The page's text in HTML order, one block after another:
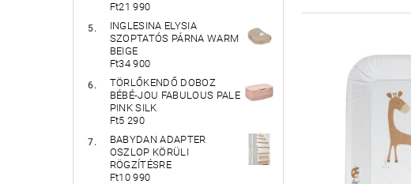
Ft21 990
INGLESINA ELYSIA
SZOPTATÓS PÁRNA WARM
BEIGE
Ft34 900
TÖRLŐKENDŐ DOBOZ
BÉBÉ-JOU FABULOUS PALE
PINK SILK
Ft5 290
BABYDAN ADAPTER
OSZLOP KÖRÜLI
RÖGZÍTÉSRE
Ft10 990